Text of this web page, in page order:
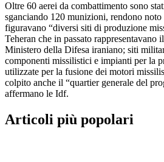
Oltre 60 aerei da combattimento sono
sganciando 120 munizioni, rendono
figuravano “diversi siti di produzione
Teheran che in passato rappresentavano
Ministero della Difesa iraniano; siti
componenti missilistici e impianti per la
utilizzate per la fusione dei motori
colpito anche il “quartier generale del
affermano le Idf.
Articoli più popolari